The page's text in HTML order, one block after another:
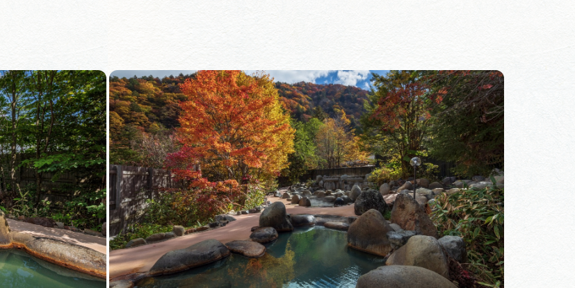
買い物・お土産
体験予約サイト「ＶＩＳＩＴ
岐阜県」
岐阜県アウトドア観光キャン
ペーン
岐阜県まるごと観光エリアガ
イド
岐阜県観光データベース
旅行会社・観光事業者の皆様へ フォトライブラリー